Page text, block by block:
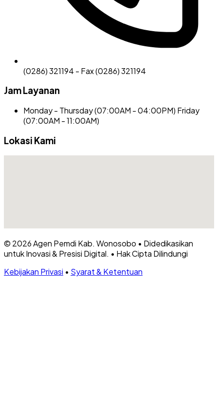
(0286) 321194 - Fax (0286) 321194
Jam Layanan
Monday - Thursday (07:00AM - 04:00PM) Friday
(07:00AM - 11:00AM)
Lokasi Kami
© 2026Agen Pemdi Kab. Wonosobo • Didedikasikan
untuk Inovasi & Presisi Digital. • Hak Cipta Dilindungi
Kebijakan Privasi • Syarat & Ketentuan